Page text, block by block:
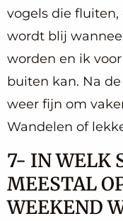
vogels die
wordt blij
worden en ik
buiten kan. Na
weer fijn om
Wandelen of
7- IN WELK
MEESTAL
WEEKEND